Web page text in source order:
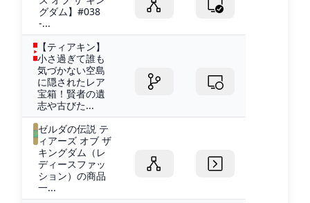
グダム】#038
-...
【ティアキン】
小さ過ぎて誰も
気づかない空島
に隠されたレア
宝箱！賢者の遺
志や古びた...
ゼルダの伝説 テ
ィアーズ オブ ザ
キングダム（レ
ディースファッ
ション）の商品
一...